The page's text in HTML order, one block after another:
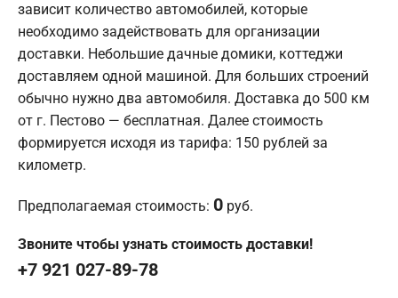
зависит количество автомобилей, которые
необходимо задействовать для организации
доставки. Небольшие дачные домики, коттеджи
доставляем одной машиной. Для больших строений
обычно нужно два автомобиля. Доставка до 500 км
от г. Пестово — бесплатная. Далее стоимость
формируется исходя из тарифа: 150 рублей за
километр.
Предполагаемая стоимость: 0 руб.
Звоните чтобы узнать стоимость доставки!
+7 921 027-89-78